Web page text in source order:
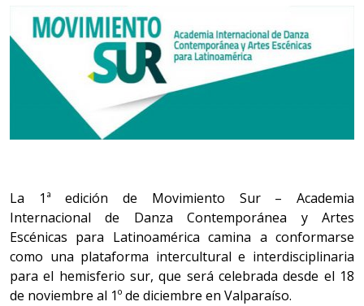
La 1ª edición de Movimiento Sur – Academia
Internacional de Danza Contemporánea y Artes
Escénicas para Latinoamérica camina a conformarse
como una plataforma intercultural e interdisciplinaria
para el hemisferio sur, que será celebrada desde el 18
de noviembre al 1º de diciembre en Valparaíso.